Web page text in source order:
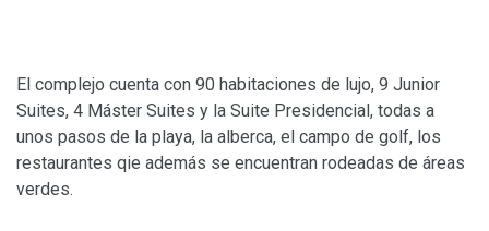
El complejo cuenta con 90 habitaciones de lujo, 9 Junior
Suites, 4 Máster Suites y la Suite Presidencial, todas a
unos pasos de la playa, la alberca, el campo de golf, los
restaurantes qie además se encuentran rodeadas de áreas
verdes.